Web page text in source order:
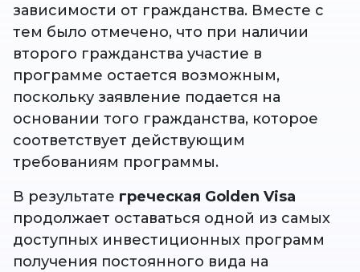
зависимости от гражданства. Вместе с
тем было отмечено, что при наличии
второго гражданства участие в
программе остается возможным,
поскольку заявление подается на
основании того гражданства, которое
соответствует действующим
требованиям программы.
В результате греческая Golden Visa
продолжает оставаться одной из самых
доступных инвестиционных программ
получения постоянного вида на